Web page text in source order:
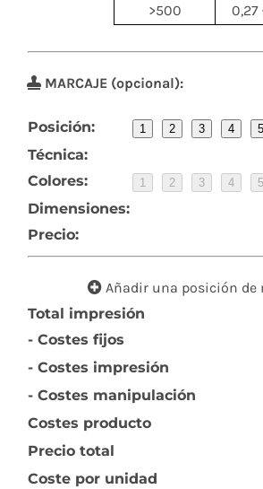
>500
0,27
MARCAJE (opcional):
Posición: 1 2 3 4 5
Técnica:
Colores:
1 2 3 4 5
Dimensiones:
Precio:
Añadir una posición de
Total impresión
- Costes fijos
- Costes impresión
- Costes manipulación
Costes producto
Precio total
Coste por unidad